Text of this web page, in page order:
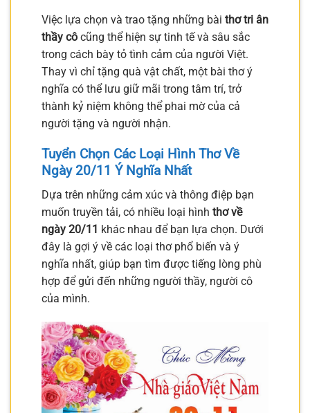
Việc lựa chọn và trao tặng những bài thơ tri ân
thầy cô cũng thể hiện sự tinh tế và sâu sắc
trong cách bày tỏ tình cảm của người Việt.
Thay vì chỉ tặng quà vật chất, một bài thơ ý
nghĩa có thể lưu giữ mãi trong tâm trí, trở
thành kỷ niệm không thể phai mờ của cả
người tặng và người nhận.
Tuyển Chọn Các Loại Hình Thơ Về
Ngày 20/11 Ý Nghĩa Nhất
Dựa trên những cảm xúc và thông điệp bạn
muốn truyền tải, có nhiều loại hình thơ về
ngày 20/11 khác nhau để bạn lựa chọn. Dưới
đây là gợi ý về các loại thơ phổ biến và ý
nghĩa nhất, giúp bạn tìm được tiếng lòng phù
hợp để gửi đến những người thầy, người cô
của mình.